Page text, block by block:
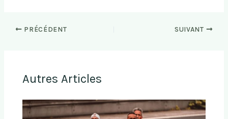
PRÉCÉDENT SUIVANT
Autres Articles